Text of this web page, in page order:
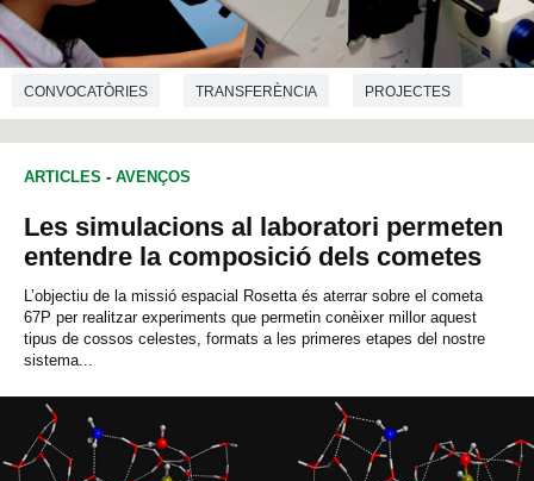
CONVOCATÒRIES TRANSFERÈNCIA PROJECTES
MEDICINA CIÈNCIES AMBIENTALS QUÍMICA
ENGINYERIA ELECTRÒNICA
ENGINYERIA DE TELECOMUNICACIONS
ARTICLES - AVENÇOS
Les simulacions al laboratori permeten
entendre la composició dels cometes
L’objectiu de la missió espacial Rosetta és aterrar sobre el cometa
67P per realitzar experiments que permetin conèixer millor aquest
tipus de cossos celestes, formats a les primeres etapes del nostre
sistema...